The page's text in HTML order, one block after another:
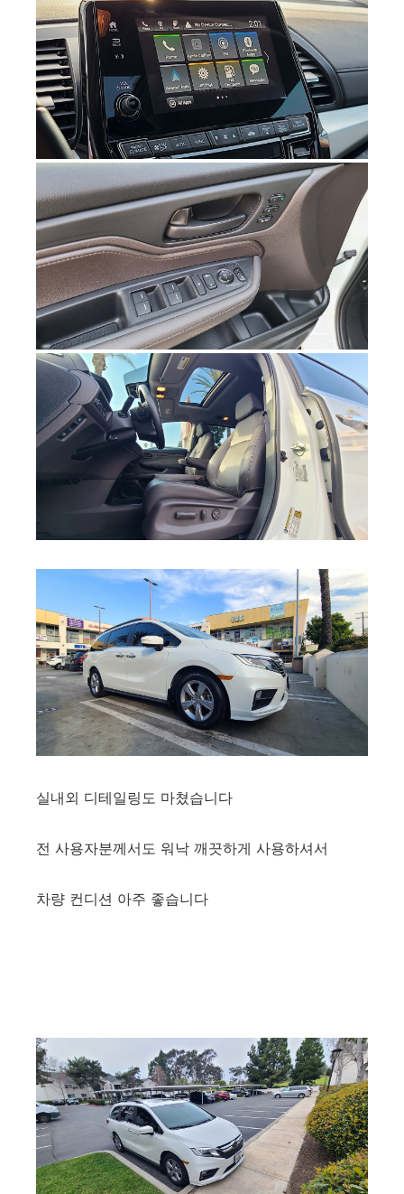
실내외 디테일링도 마쳤습니다
전 사용자분께서도 워낙 깨끗하게 사용하셔서
차량 컨디션 아주 좋습니다